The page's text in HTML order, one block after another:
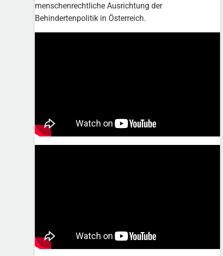
menschenrechtliche Ausrichtung der
Behindertenpolitik in Österreich.